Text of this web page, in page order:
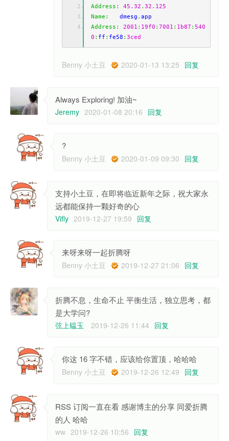
Address : 45.32 . 32.125
Name :
   dmesg
. app
Address : 2001 : 19f0 : 7001 : 1b87 : 540
0 : ff : fe58 : 3ced
Benny 小土豆 2020-01-13 13:25 回复
Always Exploring! 加油~
Jeremy 2020-01-08 20:16 回复
?
Benny 小土豆 2020-01-09 09:30 回复
支持小土豆，在即将临近新年之际，祝大家永
远都能保持一颗好奇的心
Vifly 2019-12-27 19:59 回复
来呀来呀一起折腾呀
Benny 小土豆 2019-12-27 21:06 回复
折腾不息，生命不止 平衡生活，独立思考，都
是大学问?
弦上韫玉 2019-12-26 11:44 回复
你这 16 字不错，应该给你置顶，哈哈哈
Benny 小土豆 2019-12-26 12:49 回复
RSS 订阅一直在看 感谢博主的分享 同爱折腾
的人 哈哈
ww 2019-12-26 10:56 回复